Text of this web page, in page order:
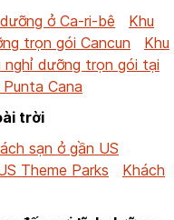
ở Ca-ri-bê
Khu
trọn gói Cancun
Khu
nghỉ dưỡng trọn gói tại
Cana
trời
sạn ở gần US
Theme Parks
Khách